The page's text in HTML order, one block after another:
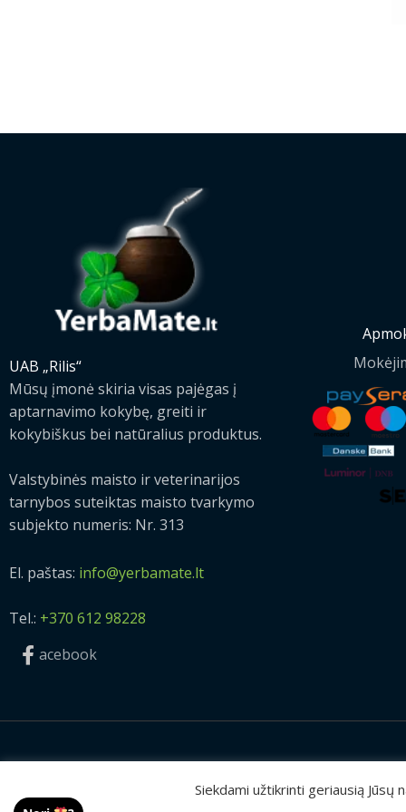
UAB „Rilis“
Mūsų įmonė skiria visas pajėgas į
aptarnavimo kokybę, greiti ir
kokybiškus bei natūralius produktus.
Valstybinės maisto ir veterinarijos
tarnybos suteiktas maisto tvarkymo
subjekto numeris: Nr. 313
El. paštas: info@yerbamate.lt
Tel.: +370 612 98228
acebook
2026 © Visos teisės saugomos | UAB „Rilis“
Siekdami užtikrinti geriausią